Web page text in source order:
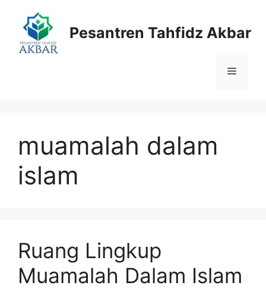
Pesantren Tahfidz Akbar
Menu
muamalah dalam
islam
Ruang Lingkup
Muamalah Dalam Islam